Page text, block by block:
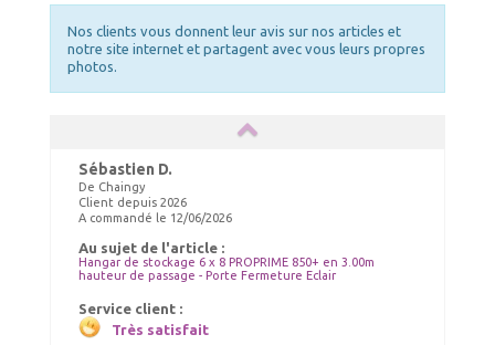
Nos clients vous donnent leur avis sur nos articles et
notre site internet et partagent avec vous leurs propres
photos.
Sébastien D.
De Chaingy
Client depuis 2026
A commandé le 12/06/2026
Au sujet de l'article :
Hangar de stockage 6 x 8 PROPRIME 850+ en 3.00m
hauteur de passage - Porte Fermeture Eclair
Service client :
Très satisfait